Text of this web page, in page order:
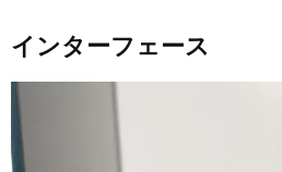
インターフェース